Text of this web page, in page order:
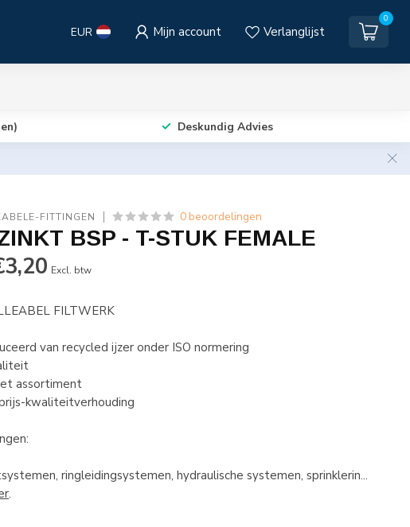
EUR Mijn account Verlanglijst
0
Deskundig Advies
FITTINGEN 0 beoordelingen
BSP - T-STUK FEMALE
Excl. btw
FILTWERK
van recycled ijzer onder ISO normering
assortiment
kwaliteitverhouding
ringleidingsystemen, hydraulische systemen, sprinklerin...
.